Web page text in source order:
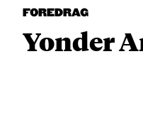
FOREDRAG
Yonder